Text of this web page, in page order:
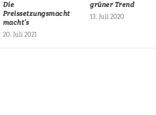
Die
Preissetzungsmacht
macht’s
20. Juli 2021
grüner Trend
13. Juli 2020